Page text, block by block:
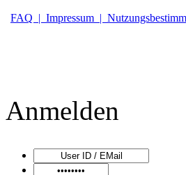
FAQ | Impressum |
Anmelden